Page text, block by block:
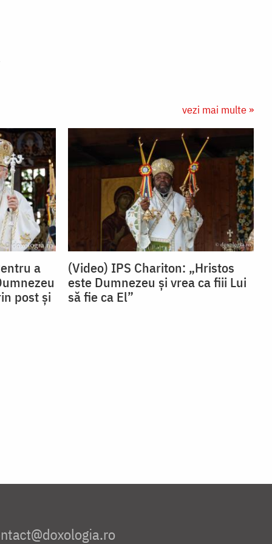
vezi mai multe »
a
post și
(Video) IPS Chariton: „Hristos
este Dumnezeu și vrea ca fiii Lui
să fie ca El”